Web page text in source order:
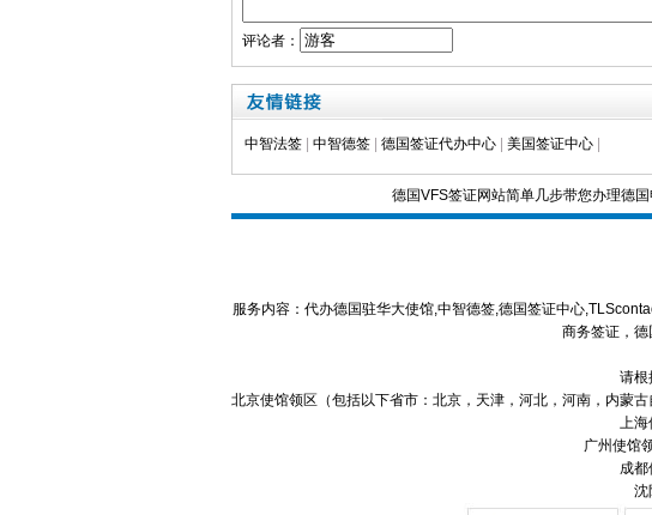
评论者：
中智法签 中智德签 德国签证代办中心 美国签证中心
德国VFS签证网站简单几步带您办理德
服务内容：代办德国驻华大使馆,中智德签,德国签证中心
商务签证，
请根
北京使馆领区（包括以下省市：北京，天津，河北，河南，内蒙
上海
广州使馆
成都
沈